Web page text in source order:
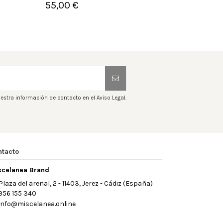
55,00 €
Añadir al carrito
información de contacto en el Aviso Legal.
Brand
del arenal, 2 - 11403, Jerez - Cádiz (España)
155 340